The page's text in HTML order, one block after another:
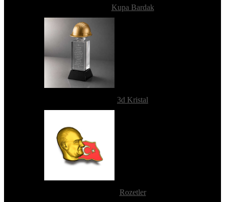
Kupa Bardak
3d Kristal
Rozetler